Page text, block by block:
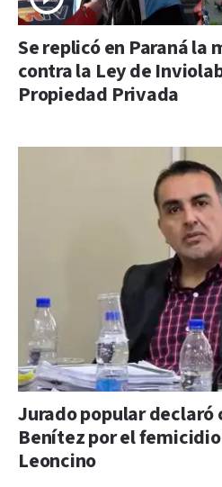
Se replicó en Paraná la
contra la Ley de
Propiedad Privada
Jurado popular declaró
Benítez por el
Leoncino